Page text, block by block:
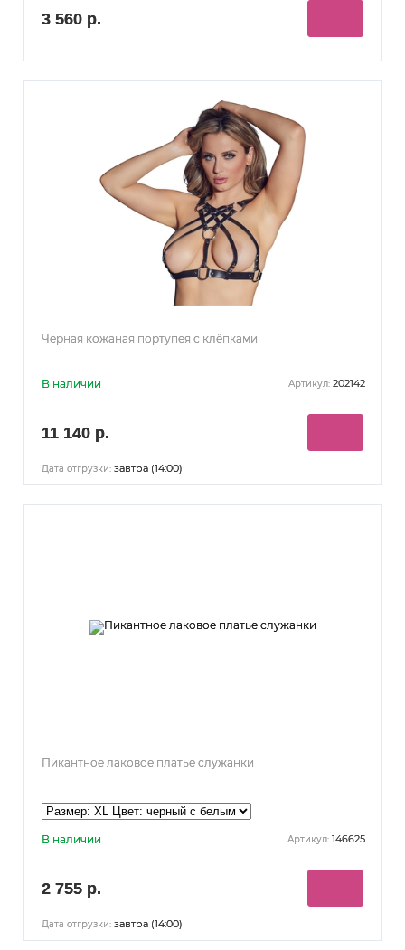
3 560 р.
Черная кожаная портупея с клёпками
В наличии Артикул: 202142
11 140 р.
Дата отгрузки: завтра (14:00)
Пикантное лаковое платье служанки
В наличии Артикул: 146625
2 755 р.
Дата отгрузки: завтра (14:00)